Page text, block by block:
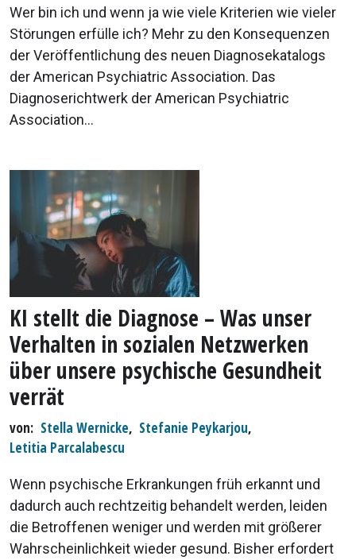
Wer bin ich und wenn ja wie viele Kriterien wie vieler
Störungen erfülle ich? Mehr zu den Konsequenzen
der Veröffentlichung des neuen Diagnosekatalogs
der American Psychiatric Association. Das
Diagnoserichtwerk der American Psychiatric
Association...
KI stellt die Diagnose – Was unser
Verhalten in sozialen Netzwerken
über unsere psychische Gesundheit
verrät
von Stella Wernicke, Stefanie Peykarjou,
Letitia Parcalabescu
Wenn psychische Erkrankungen früh erkannt und
dadurch auch rechtzeitig behandelt werden, leiden
die Betroffenen weniger und werden mit größerer
Wahrscheinlichkeit wieder gesund. Bisher erfordert